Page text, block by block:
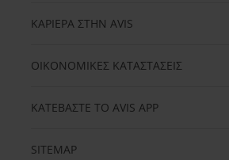
ΚΑΡΙΕΡΑ ΣΤΗΝ AVIS
ΟΙΚΟΝΟΜΙΚΕΣ ΚΑΤΑΣΤΑΣΕΙΣ
ΚΑΤΕΒΑΣΤΕ TO AVIS APP
SITEMAP